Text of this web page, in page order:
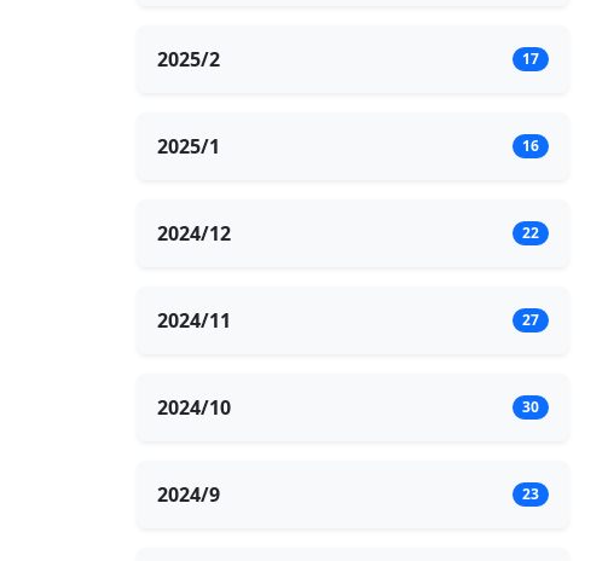
2025/2 17
2025/1 16
2024/12 22
2024/11 27
2024/10 30
2024/9 23